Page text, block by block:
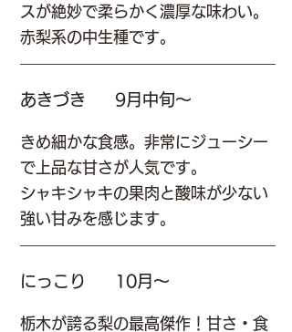
スが絶妙で柔らかく濃厚な味わい。
赤梨系の中生種です。
あきづき 9月中旬～
きめ細かな食感。非常にジューシー
で上品な甘さが人気です。
シャキシャキの果肉と酸味が少ない
強い甘みを感じます。
にっこり 10月～
栃木が誇る梨の最高傑作！甘さ・食